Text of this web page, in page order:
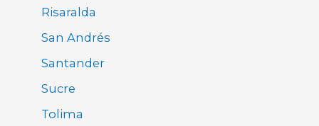
Risaralda
San Andrés
Santander
Sucre
Tolima